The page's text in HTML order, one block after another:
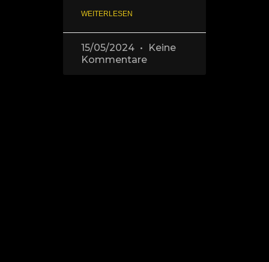
WEITERLESEN
15/05/2024
Keine
Kommentare